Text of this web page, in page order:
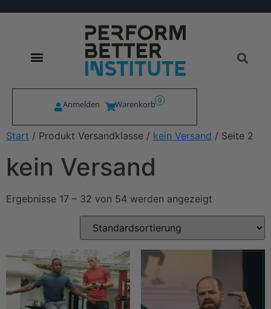
Anmelden Warenkorb 0
Start / Produkt Versandklasse / kein Versand / Seite 2
kein Versand
Ergebnisse 17 – 32 von 54 werden angezeigt